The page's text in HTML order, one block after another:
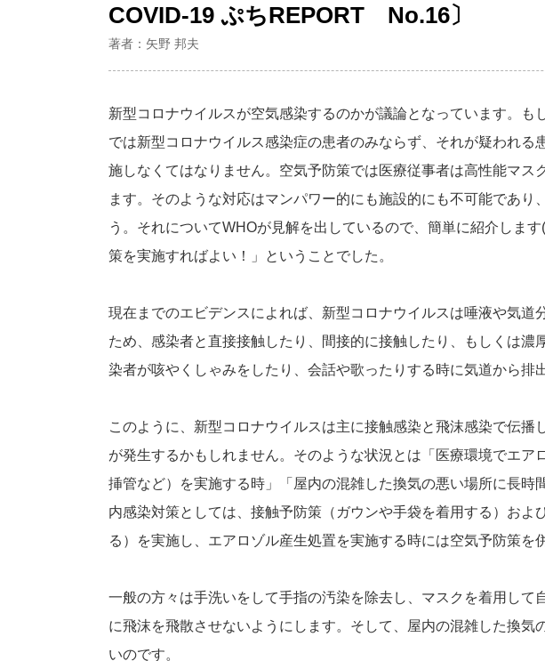
COVID-19 ぷちREPORT No.16〕
著者：矢野 邦夫
新型コロナウイルスが空気感染するのかが議論となっています。も
では新型コロナウイルス感染症の患者のみならず、それが疑われる
施しなくてはなりません。空気予防策では医療従事者は高性能マス
ます。そのような対応はマンパワー的にも施設的にも不可能であり
う。それについてWHOが見解を出しているので、簡単に紹介しま
策を実施すればよい！」ということでした。
現在までのエビデンスによれば、新型コロナウイルスは唾液や気道
ため、感染者と直接接触したり、間接的に接触したり、もしくは濃
染者が咳やくしゃみをしたり、会話や歌ったりする時に気道から排
このように、新型コロナウイルスは主に接触感染と飛沫感染で伝播
が発生するかもしれません。そのような状況とは「医療環境でエア
挿管など）を実施する時」「屋内の混雑した換気の悪い場所に長時
内感染対策としては、接触予防策（ガウンや手袋を着用する）およ
る）を実施し、エアロゾル産生処置を実施する時には空気予防策を
一般の方々は手洗いをして手指の汚染を除去し、マスクを着用して
に飛沫を飛散させないようにします。そして、屋内の混雑した換気
いのです。